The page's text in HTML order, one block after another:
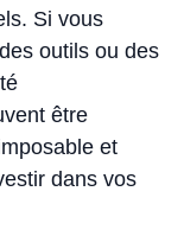
Si vous
outils ou des
être
et
dans vos